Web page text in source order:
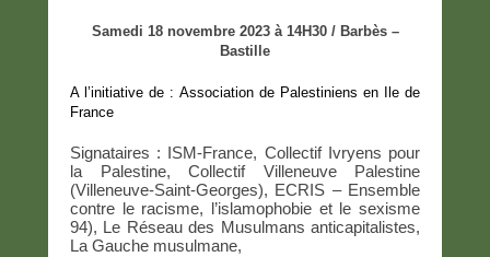
Samedi 18 novembre 2023 à 14H30 / Barbès –
Bastille
A l’initiative de : Association de Palestiniens en Ile de
France
Signataires : ISM-France, Collectif Ivryens pour
la Palestine, Collectif Villeneuve Palestine
(Villeneuve-Saint-Georges), ECRIS – Ensemble
contre le racisme, l’islamophobie et le sexisme
94), Le Réseau des Musulmans anticapitalistes,
La Gauche musulmane,